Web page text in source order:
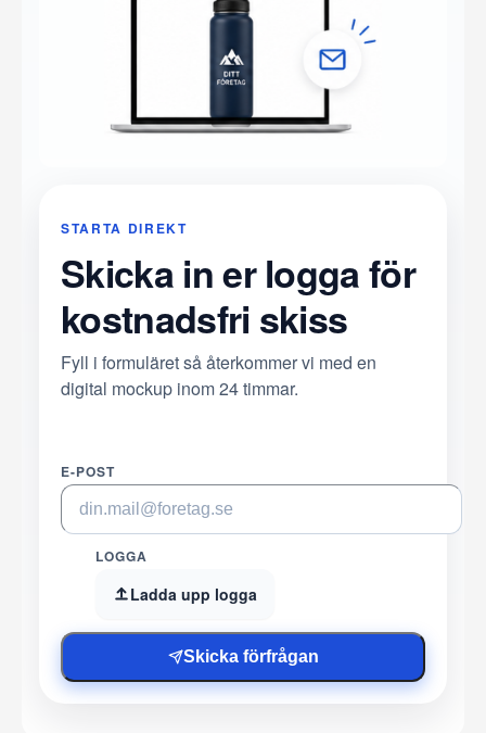
STARTA DIREKT
Skicka in er logga för
kostnadsfri skiss
Fyll i formuläret så återkommer vi med en
digital mockup inom 24 timmar.
E-POST
LOGGA
Ladda upp logga
Skicka förfrågan